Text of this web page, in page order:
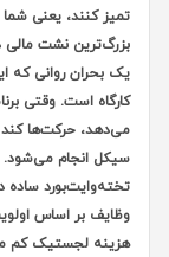
تمیز کنند، یعنی شما
بزرگ‌ترین نشت مالی
یک بحران روانی که
کارگاه است. وقتی
سیکل انجام می‌شود.
تخته‌وایت‌بورد
وظایف بر اساس
هزینه لجستیک کم